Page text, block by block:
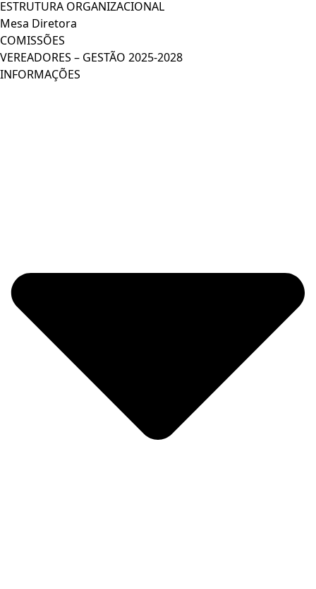
ESTRUTURA ORGANIZACIONAL
Mesa Diretora
COMISSÕES
VEREADORES – GESTÃO 2025-2028
INFORMAÇÕES